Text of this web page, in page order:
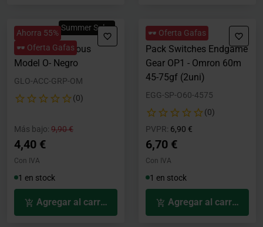
Ahorra 55%
🕶️ Oferta Gafas
Summer Sales
Grip Tape Glorious
Model O- Negro
GLO-ACC-GRP-OM
(0)
Más bajo: Precio rebajado desde
9,90 €hasta
4,40 €
Con IVA
1 en stock
Agregar al carrito
🕶️ Oferta Gafas
Pack Switches Endgame
Gear OP1 - Omron 60m
45-75gf (2uni)
EGG-SP-O60-4575
(0)
PVPR: Precio rebajado desde
6,90 €
6,70 €
Con IVA
1 en stock
Agregar al carrito